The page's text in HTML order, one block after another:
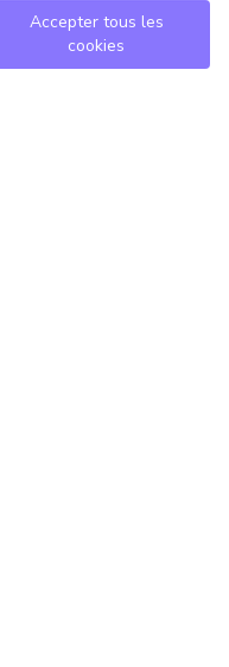
Accepter tous les
cookies